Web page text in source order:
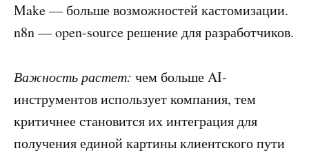
Make — больше возможностей кастомизации.
n8n — open-source решение для разработчиков.
Важность растет: чем больше AI-
инструментов использует компания, тем
критичнее становится их интеграция для
получения единой картины клиентского пути